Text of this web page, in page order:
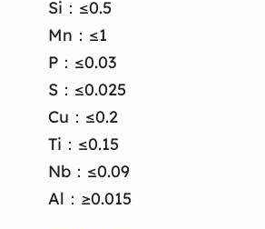
Si：≤0.5
Mn：≤1
P：≤0.03
S：≤0.025
Cu：≤0.2
Ti：≤0.15
Nb：≤0.09
Al：≥0.015